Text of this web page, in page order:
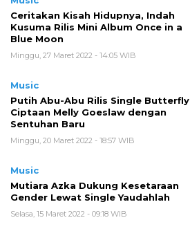
Ceritakan Kisah Hidupnya, Indah
Kusuma Rilis Mini Album Once in a
Blue Moon
Minggu, 27 Maret 2022 - 14:05 WIB
Music
Putih Abu-Abu Rilis Single Butterfly
Ciptaan Melly Goeslaw dengan
Sentuhan Baru
Minggu, 20 Maret 2022 - 18:57 WIB
Music
Mutiara Azka Dukung Kesetaraan
Gender Lewat Single Yaudahlah
Selasa, 15 Maret 2022 - 09:18 WIB